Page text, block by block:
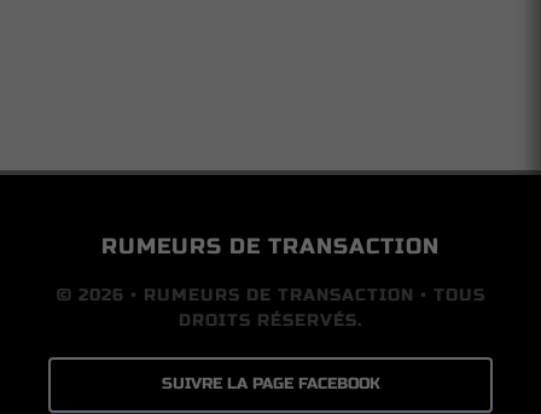
RUMEURS DE TRANSACTION
© 2026 • RUMEURS DE TRANSACTION • TOUS
DROITS RÉSERVÉS.
SUIVRE LA PAGE FACEBOOK